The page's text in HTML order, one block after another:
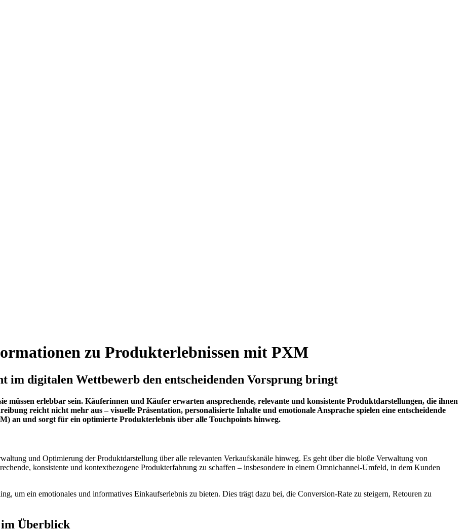
zu ­Produkterlebnissen mit PXM
im digitalen Wettbewerb den entscheidenden Vorsprung bringt
müssen erlebbar sein. Käuferinnen und Käufer erwarten ansprechende, relevante und konsistente Produktdarstellungen, die ihnen
reicht nicht mehr aus – visuelle Präsentation, personalisierte Inhalte und emotionale Ansprache spielen eine entscheidende
an und sorgt für ein optimierte Produkterlebnis über alle Touchpoints hinweg.
und Optimierung der Produktdarstellung über alle relevanten Verkaufskanäle hinweg. Es geht über die bloße Verwaltung von
konsistente und kontextbezogene Produkterfahrung zu schaffen – insbesondere in einem Omnichannel-Umfeld, in dem Kunden
um ein emotionales und informatives Einkaufserlebnis zu bieten. Dies trägt dazu bei, die Conversion-Rate zu steigern, Retouren zu
im Überblick